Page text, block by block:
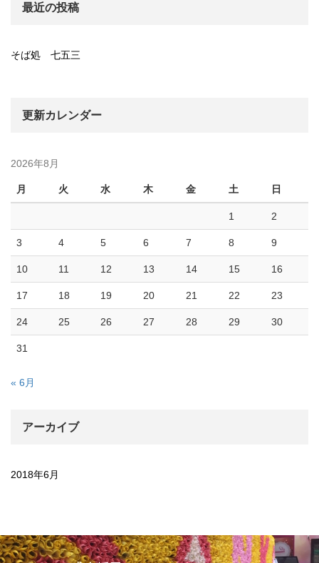
最近の投稿
そば処 七五三
更新カレンダー
2026年8月
月 火 水 木 金 土 日
1 2
3 4 5 6 7 8 9
10 11 12 13 14 15 16
17 18 19 20 21 22 23
24 25 26 27 28 29 30
31
« 6月
アーカイブ
2018年6月